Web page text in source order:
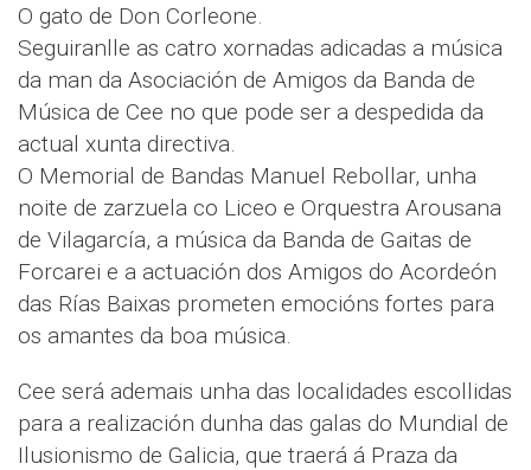
O gato de Don Corleone.
Seguiranlle as catro xornadas adicadas a música
da man da Asociación de Amigos da Banda de
Música de Cee no que pode ser a despedida da
actual xunta directiva.
O Memorial de Bandas Manuel Rebollar, unha
noite de zarzuela co Liceo e Orquestra Arousana
de Vilagarcía, a música da Banda de Gaitas de
Forcarei e a actuación dos Amigos do Acordeón
das Rías Baixas prometen emocións fortes para
os amantes da boa música.
Cee será ademais unha das localidades escollidas
para a realización dunha das galas do Mundial de
Ilusionismo de Galicia, que traerá á Praza da